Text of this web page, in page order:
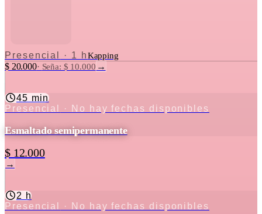
Presencial · 1 hKapping
$ 20.000· Seña: $ 10.000 →
45 min
Presencial
· No hay fechas disponibles
Esmaltado semipermanente
$ 12.000
→
2 h
Presencial
· No hay fechas disponibles